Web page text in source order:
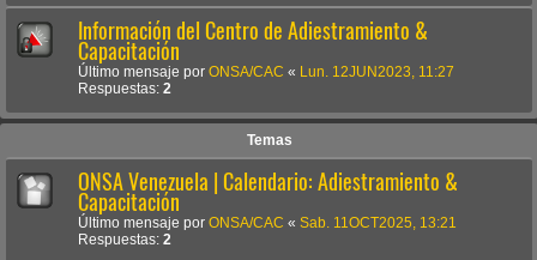
Información del Centro de Adiestramiento &
Capacitación
Último mensaje por ONSA/CAC «
Lun. 12JUN2023, 11:27
Respuestas: 2
Temas
ONSA Venezuela | Calendario: Adiestramiento &
Capacitación
Último mensaje por ONSA/CAC « Sab. 11OCT2025, 13:21
Respuestas: 2